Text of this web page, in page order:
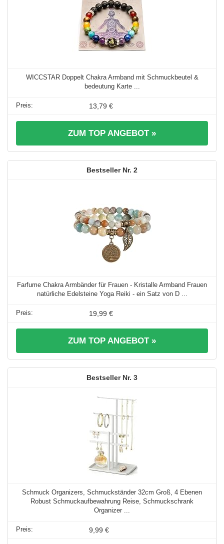
WICCSTAR Doppelt Chakra Armband mit Schmuckbeutel &
bedeutung Karte ...
13,79 €
ZUM TOP ANGEBOT »
2
Farfume Chakra Armbänder für Frauen - Kristalle Armband Frauen
natürliche Edelsteine Yoga Reiki - ein Satz von D ...
19,99 €
ZUM TOP ANGEBOT »
3
Schmuck Organizers, Schmuckständer 32cm Groß, 4 Ebenen
Robust Schmuckaufbewahrung Reise, Schmuckschrank
Organizer ...
9,99 €